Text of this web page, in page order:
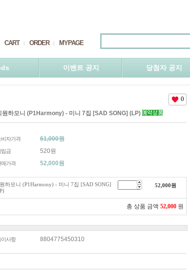
CART ORDER MYPAGE
이벤트 공지 당첨자 공지
0
원하모니 (P1Harmony) - 미니 7집 [SAD SONG] (LP)
비자가격 61,000원
립금 520원
매가격 52,000원
하모니 (P1Harmony) - 미니 7집 [SAD SONG]
52,000원
총 상품 금액 52,000 원
이사항 8804775450310